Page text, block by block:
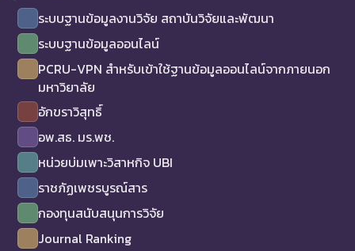
ระบบฐานข้อมูลงานวิจัย สถาบันวิจัยและพัฒนา
ระบบฐานข้อมูลออนไลน์
PCRU-VPN สำหรับเข้าใช้ฐานข้อมูลออนไลน์จากภายนอก
มหาวิยาลัย
อักขราวิสุทธิ์
อพ.สธ. มร.พช.
หน่วยบ่มเพาะวิสาหกิจ UBI
ราชภัฏเพชรบูรณ์สาร
กองทุนสนับสนุนการวิจัย
Journal Ranking